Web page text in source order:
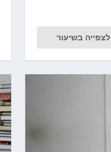
לצפייה בשיעור